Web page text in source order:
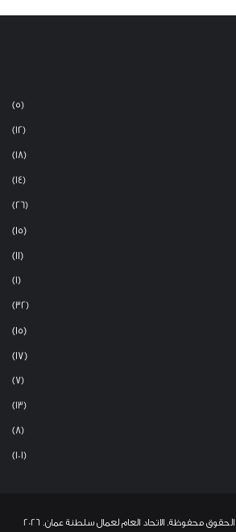
(5)
(12)
(18)
(14)
(26)
(15)
(11)
(1)
(32)
(15)
(17)
(7)
(13)
(8)
(101)
محفوظة. الاتحاد العام لعمال سلطنة عمان. 2026